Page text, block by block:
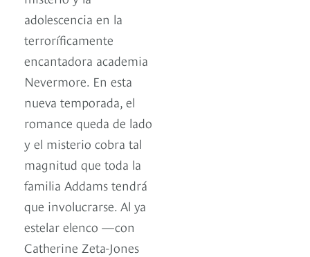
adolescencia en la
terroríficamente
encantadora academia
Nevermore. En esta
nueva temporada, el
romance queda de lado
y el misterio cobra tal
magnitud que toda la
familia Addams tendrá
que involucrarse. Al ya
estelar elenco —con
Catherine Zeta-Jones